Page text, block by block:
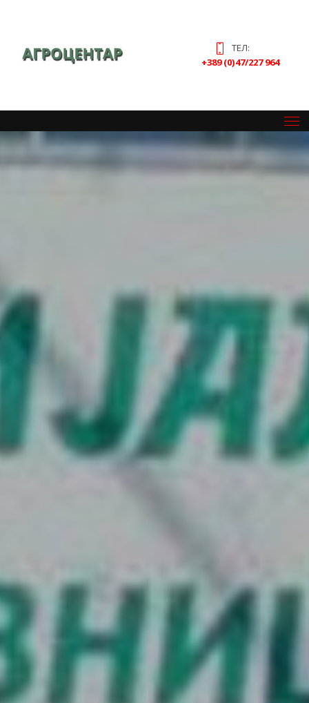
ТЕЛ:
+389 (0)47/227 964